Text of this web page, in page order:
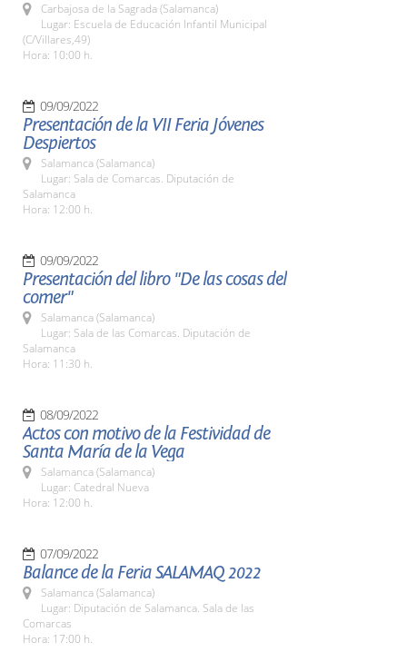
Carbajosa de la Sagrada (Salamanca)
Lugar: Escuela de Educación Infantil Municipal
(C/Villares,49)
Hora: 10:00 h.
09/09/2022
Presentación de la VII Feria Jóvenes
Despiertos
Salamanca (Salamanca)
Lugar: Sala de Comarcas. Diputación de
Salamanca
Hora: 12:00 h.
09/09/2022
Presentación del libro "De las cosas del
comer"
Salamanca (Salamanca)
Lugar: Sala de las Comarcas. Diputación de
Salamanca
Hora: 11:30 h.
08/09/2022
Actos con motivo de la Festividad de
Santa María de la Vega
Salamanca (Salamanca)
Lugar: Catedral Nueva
Hora: 12:00 h.
07/09/2022
Balance de la Feria SALAMAQ 2022
Salamanca (Salamanca)
Lugar: Diputación de Salamanca. Sala de las
Comarcas
Hora: 17:00 h.